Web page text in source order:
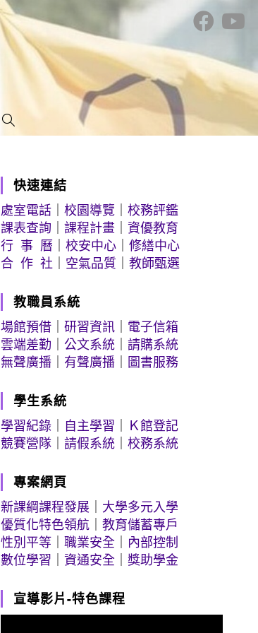
快速連結
處室電話 ｜校園導覽 ｜校務評鑑
課表查詢 ｜課程計畫 ｜資優教育
行 事 曆 ｜校安中心 ｜修繕中心
合 作 社
空氣品質 ｜教師甄選
教職員系統
場館預借 ｜研習資訊
電子信箱
雲端差勤 ｜公文系統 ｜請購系統
無聲廣播
有聲廣播 圖書服務
學生系統
學習紀錄
自主學習
Ｋ館登記
競賽營隊 ｜請假系統 ｜校務系統
專案網頁
新課綱課程發展
大學多元入學
優質化特色領航 ｜教育儲蓄專戶
性別平等 ｜職業安全
內部控制
數位學習 ｜資通安全 ｜獎助學金
宣導影片-特色課程